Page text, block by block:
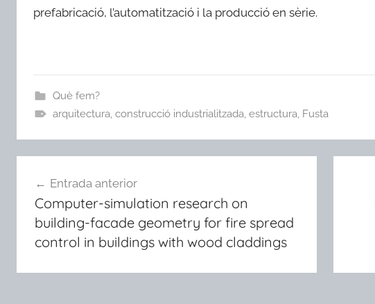
prefabricació, l’automatització i la producció en sèrie.
Què fem?
arquitectura, construcció industrialitzada, estructura, Fusta
d'entrades
Entrada anterior
Computer-simulation research on
building-facade geometry for fire spread
control in buildings with wood claddings